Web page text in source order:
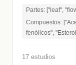
Partes: ["leaf",
Compuestos:
fenólicos",
17 estudios